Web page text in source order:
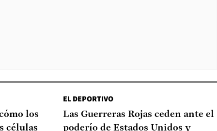
los
células
EL DEPORTIVO
Las Guerreras Rojas ceden ante el
poderío de Estados Unidos y